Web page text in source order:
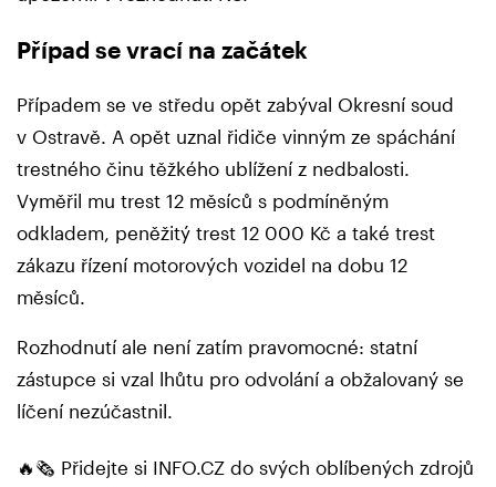
Případ se vrací na začátek
Případem se ve středu opět zabýval Okresní soud
v Ostravě. A opět uznal řidiče vinným ze spáchání
trestného činu těžkého ublížení z nedbalosti.
Vyměřil mu trest 12 měsíců s podmíněným
odkladem, peněžitý trest 12 000 Kč a také trest
zákazu řízení motorových vozidel na dobu 12
měsíců.
Rozhodnutí ale není zatím pravomocné: statní
zástupce si vzal lhůtu pro odvolání a obžalovaný se
líčení nezúčastnil.
🔥🗞️ Přidejte si INFO.CZ do svých oblíbených zdrojů